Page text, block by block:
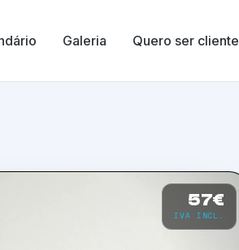
Galeria Quero ser cliente
57€
IVA INCL.